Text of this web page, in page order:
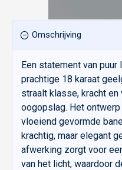
Omschrijving
Een statement van
prachtige 18 karaat
straalt klasse, kracht en
oogopslag. Het
vloeiend gevormde
krachtig, maar elegant
afwerking zorgt voor
van het licht, waardoor